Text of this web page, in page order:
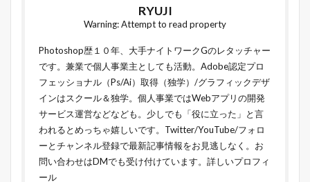
RYUJI
Warning: Attempt to read property
Photoshop歴１０年、大手ナイトワークGのレタッチャー
です。兼業で個人事業主としても活動。Adobe認定プロ
フェッショナル（Ps/Ai）取得（独学）/グラフィックデザ
インはスクール＆独学。個人事業ではWebアプリの開発
サービス運営などなども。少しでも「役に立った」と言
われるとめっちゃ嬉しいです。Twitter/YouTube/フォロ
ーとチャンネル登録で最新記事情報をお見逃しなく。お
問い合わせはDMでも受け付けています。 詳しいプロフィ
ール